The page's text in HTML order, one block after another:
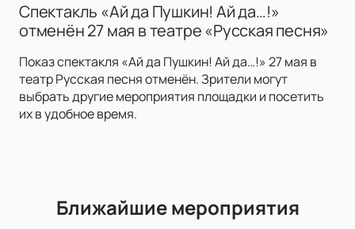
Спектакль «Ай да Пушкин! Ай да…!»
отменён 27 мая в театре «Русская песня»
Показ спектакля «Ай да Пушкин! Ай да…!» 27 мая в
театр Русская песня отменён. Зрители могут
выбрать другие мероприятия площадки и посетить
их в удобное время.
Ближайшие мероприятия